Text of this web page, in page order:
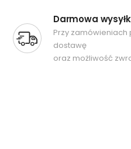
Darmowa
Przy zamówieniach
dostawę
oraz możliwość